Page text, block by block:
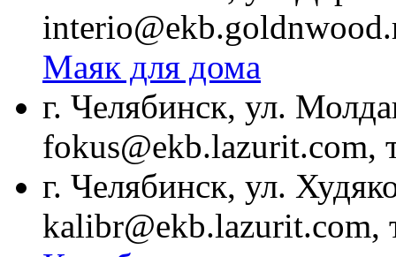
Маяк для дома
г. Челябинск, ул.
fokus@ekb.lazurit.com,
г. Челябинск, ул.
kalibr@ekb.lazurit.com,